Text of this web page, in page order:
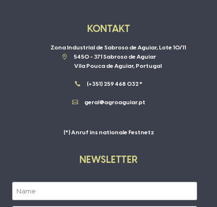
KONTAKT
Zona Industrial de Sabroso de Aguiar, Lote 10/11

5450 - 371 Sabroso de Aguiar
Vila Pouca de Aguiar, Portugal
 (+351) 259 468 032 *
 geral@agroaguiar.pt
(*) Anruf ins nationale Festnetz
NEWSLETTER